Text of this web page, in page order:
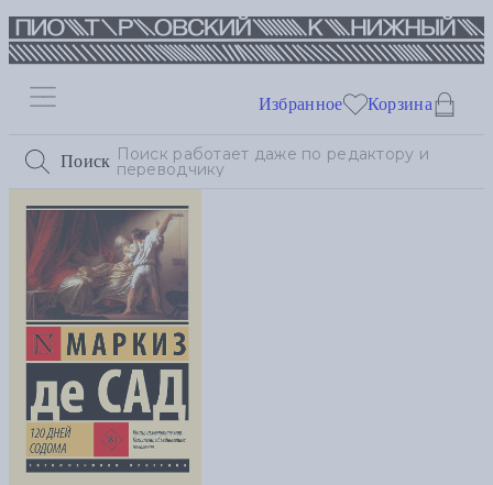
Поиск
Избранное Корзина